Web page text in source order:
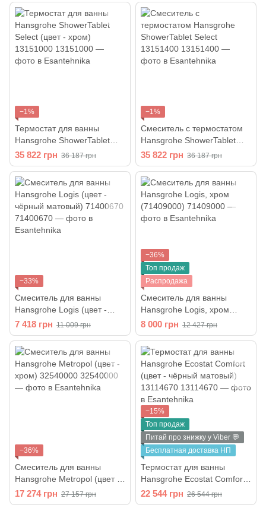
−1%
Термостат для ванны
Hansgrohe ShowerTablet
Select (цвет - хром)
13151000
35 822 грн 36 187 грн
−1%
Смеситель с термостатом
Hansgrohe ShowerTablet
Select 13151400
35 822 грн 36 187 грн
−33%
Смеситель для ванны
Hansgrohe Logis (цвет -
чёрный матовый) 71400670
7 418 грн 11 009 грн
−36%
Топ продаж
Распродажа
Смеситель для ванны
Hansgrohe Logis, хром
(71409000)
8 000 грн 12 427 грн
−36%
Смеситель для ванны
Hansgrohe Metropol (цвет -
хром) 32540000
17 274 грн 27 157 грн
−15%
Топ продаж
Питай про знижку у Viber 💬
Бесплатная доставка НП
Термостат для ванны
Hansgrohe Ecostat Comfort
(цвет - чёрный матовый)
13114670
22 544 грн 26 544 грн